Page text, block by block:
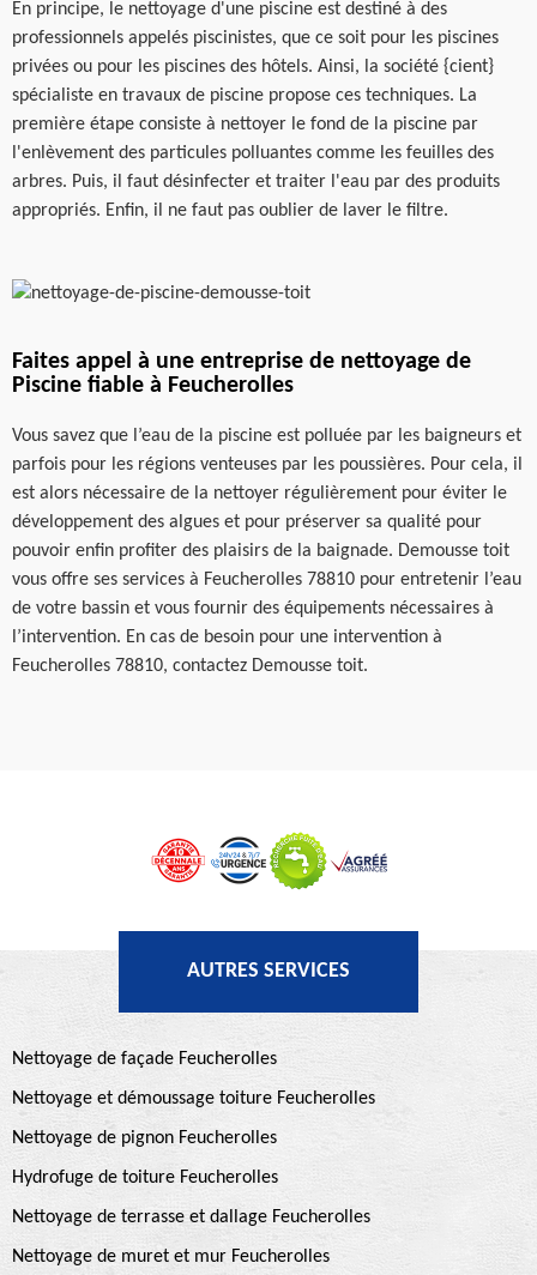
En principe, le nettoyage d'une piscine est destiné à des
professionnels appelés piscinistes, que ce soit pour les piscines
privées ou pour les piscines des hôtels. Ainsi, la société {cient}
spécialiste en travaux de piscine propose ces techniques. La
première étape consiste à nettoyer le fond de la piscine par
l'enlèvement des particules polluantes comme les feuilles des
arbres. Puis, il faut désinfecter et traiter l'eau par des produits
appropriés. Enfin, il ne faut pas oublier de laver le filtre.
Faites appel à une entreprise de nettoyage de
Piscine fiable à Feucherolles
Vous savez que l’eau de la piscine est polluée par les baigneurs et
parfois pour les régions venteuses par les poussières. Pour cela, il
est alors nécessaire de la nettoyer régulièrement pour éviter le
développement des algues et pour préserver sa qualité pour
pouvoir enfin profiter des plaisirs de la baignade. Demousse toit
vous offre ses services à Feucherolles 78810 pour entretenir l’eau
de votre bassin et vous fournir des équipements nécessaires à
l’intervention. En cas de besoin pour une intervention à
Feucherolles 78810, contactez Demousse toit.
AUTRES SERVICES
Nettoyage de façade Feucherolles
Nettoyage et démoussage toiture Feucherolles
Nettoyage de pignon Feucherolles
Hydrofuge de toiture Feucherolles
Nettoyage de terrasse et dallage Feucherolles
Nettoyage de muret et mur Feucherolles